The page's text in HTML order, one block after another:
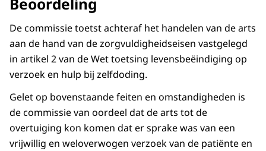
De commissie toetst achteraf het handelen van de arts
aan de hand van de zorgvuldigheidseisen vastgelegd
in artikel 2 van de Wet toetsing levensbeëindiging op
verzoek en hulp bij zelfdoding.
Gelet op bovenstaande feiten en omstandigheden is
de commissie van oordeel dat de arts tot de
overtuiging kon komen dat er sprake was van een
vrijwillig en weloverwogen verzoek van de patiënte en